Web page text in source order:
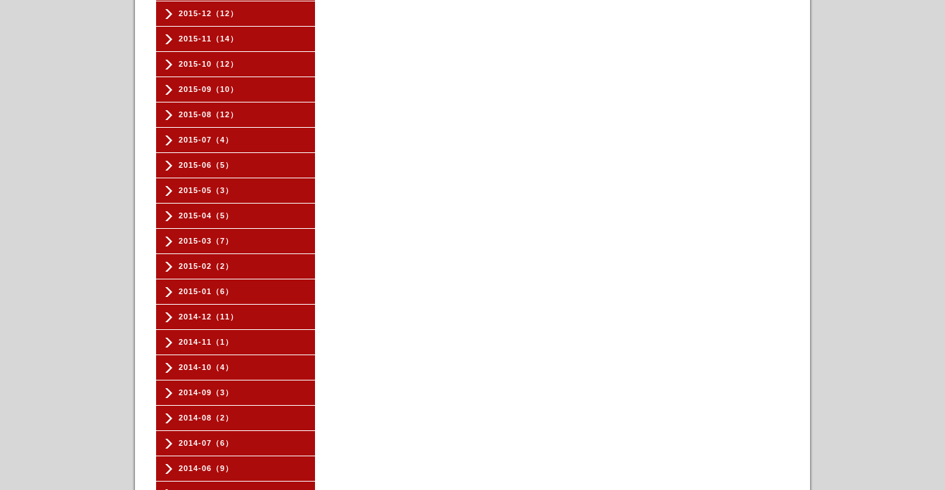
2015-12（12）
2015-11（14）
2015-10（12）
2015-09（10）
2015-08（12）
2015-07（4）
2015-06（5）
2015-05（3）
2015-04（5）
2015-03（7）
2015-02（2）
2015-01（6）
2014-12（11）
2014-11（1）
2014-10（4）
2014-09（3）
2014-08（2）
2014-07（6）
2014-06（9）